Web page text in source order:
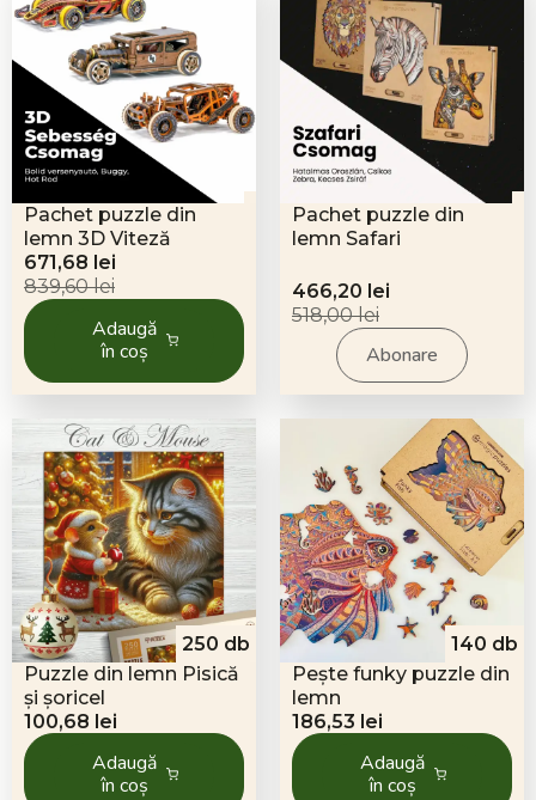
Pachet puzzle din
lemn 3D Viteză
839,60lei
Prețul
inițial
a
fost:
839,60 lei.
671,68 lei
Prețul
curent
este:
671,68 lei.Adaugă
în coș
Pachet puzzle din
lemn Safari
518,00lei
Prețul
inițial
518,00 lei.
466,20 lei
Prețul
curent
466,20 lei.Abonare
250 db
Puzzle din lemn Pisică
și șoricel
100,68 lei
Adaugă
în coș
140 db
Pește funky puzzle din
lemn
186,53 lei
Adaugă
în coș